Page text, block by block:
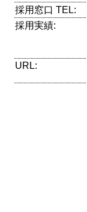
採用窓口 TEL:
採用実績:
URL: